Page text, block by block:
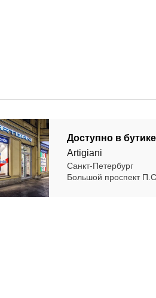
Доступно в бутике
Artigiani
Санкт-Петербург
Большой проспект